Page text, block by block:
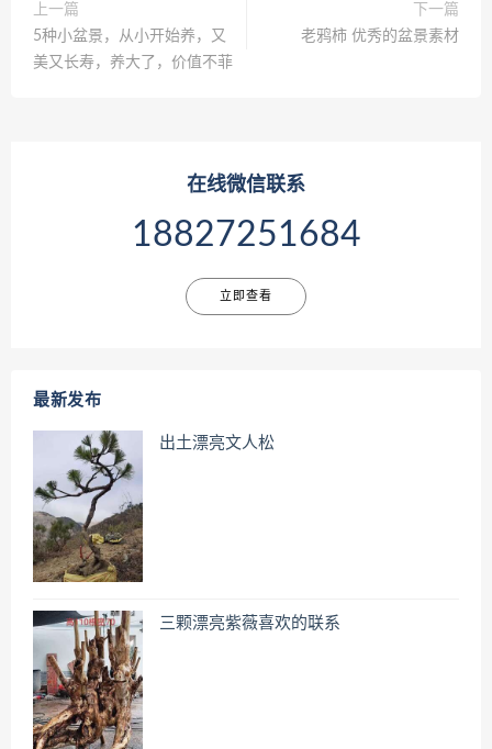
上一篇
5种小盆景，从小开始养，又
美又长寿，养大了，价值不菲
下一篇
老鸦柿 优秀的盆景素材
在线微信联系
18827251684
立即查看
最新发布
出土漂亮文人松
三颗漂亮紫薇喜欢的联系